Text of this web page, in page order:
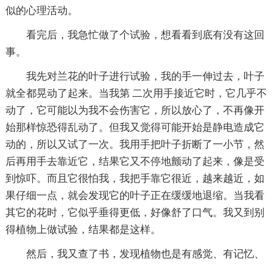
似的心理活动。
看完后，我急忙做了个试验，想看看到底有没有这回
事。
我先对兰花的叶子进行试验，我的手一伸过去，叶子
就全都晃动了起来。当我第 二次用手接近它时，它几乎不
动了，它可能以为我不会伤害它，所以放心了，不再像开
始那样惊恐得乱动了。但我又觉得可能开始是静电造成它
动的，所以又试了一次。我用手把叶子折断了一小节，然
后再用手去靠近它，结果它又不停地颤动了起来，像是受
到惊吓。而且它很怕我，我把手靠它很近，越来越近，如
果仔细一点，就会发现它的叶子正在缓缓地退缩。当我看
其它的花时，它似乎垂得更低，好像舒了口气。我又到别
得植物上做试验，结果都是这样。
然后，我又查了书，发现植物也是有感觉、有记忆、